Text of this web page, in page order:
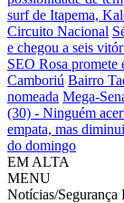
surf de Itapema,
Circuito Nacional
e chegou a seis
SEO Rosa promete
Camboriú Bairro
nomeada Mega-
(30) - Ninguém
empata, mas
do domingo
EM ALTA
MENU
Notícias/Segurança